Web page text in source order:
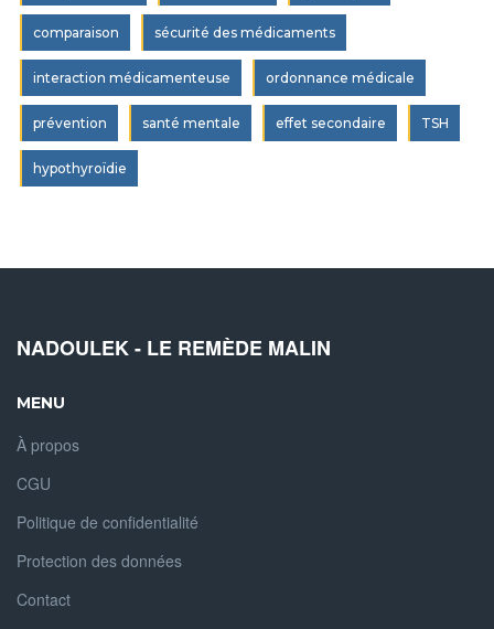
comparaison sécurité des médicaments
interaction médicamenteuse ordonnance médicale
prévention santé mentale effet secondaire TSH
hypothyroïdie
NADOULEK - LE REMÈDE MALIN
MENU
À propos
CGU
Politique de confidentialité
Protection des données
Contact